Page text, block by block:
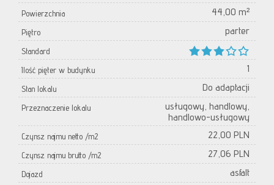
Powierzchnia 44,00 m²
Piętro parter
Standard
Ilość pięter w budynku
1
Stan lokalu Do adaptacji
Przeznaczenie lokalu
usługowy, handlowy,
handlowo-usługowy
Czynsz najmu netto /m2 22,00 PLN
Czynsz najmu brutto /m2 27,06 PLN
Dojazd asfalt